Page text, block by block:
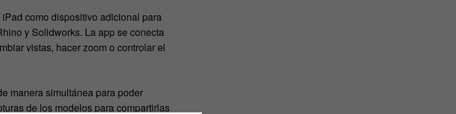
como dispositivo adicional para
y Solidworks. La app se conecta
vistas, hacer zoom o controlar el
manera simultánea para poder
de los modelos para compartirlas